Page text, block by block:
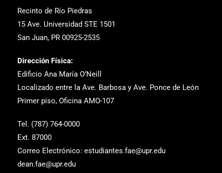
Recinto de Río Piedras
15 Ave. Universidad STE 1501
San Juan, PR 00925-2535
Dirección Física:
Edificio Ana María O’Neill
Localizado entre la Ave. Barbosa y Ave. Ponce de León
Primer piso, Oficina AMO-107
Tel. (787) 764-0000
Ext. 87000
Correo Electrónico: estudiantes.fae@upr.edu
dean.fae@upr.edu